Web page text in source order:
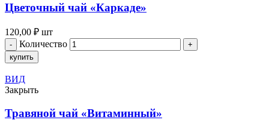
Цветочный чай «Каркаде»
120,00 ₽ шт
Количество
купить
ВИД
Закрыть
Травяной чай «Витаминный»